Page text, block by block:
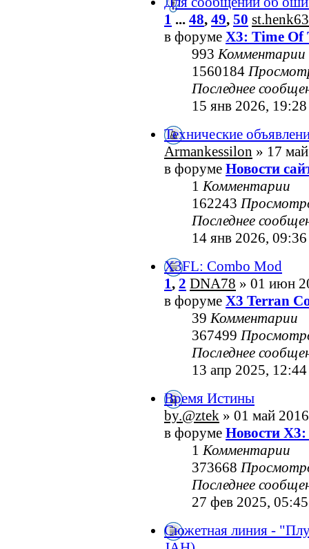
1 ... 48, 49, 50 st.henk63
в форуме X3: Time Of
993Комментарии
1560184
Последнее
15 янв 2026, 19:28
Технические
Armankessilon » 17
в форуме Новости
1Комментарии
162243
Последнее
14 янв 2026, 09:36
X3FL: Combo Mod
1, 2 DNA78 » 01 июн
в форуме X3 Terran
39Комментарии
367499
Последнее
13 апр 2025, 12:44
Время Истины
by.@ztek » 01 май
в форуме Новости
1Комментарии
373668
Последнее
27 фев 2025, 05:45
Сюжетная линия -